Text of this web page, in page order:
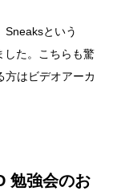
Sneaksという
した。こちらも驚
方はビデオアーカ
勉強会のお